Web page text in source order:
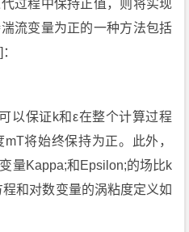
过程中保持正值，则将实现
流变量为正的一种方法包括
以保证k和ε在整个计算过程
将始终保持为正。此外，
量Kappa;和Epsilon;的场比k
和对数变量的涡粘度定义如